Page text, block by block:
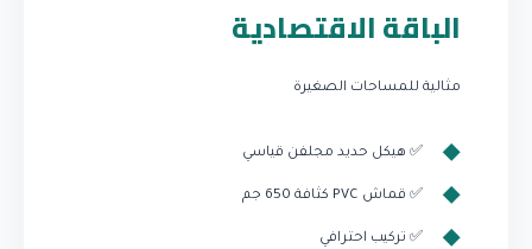
الباقة الاقتصادية
مثالية للمساحات الصغيرة
✅ هيكل حديد مجلفن قياسي
✅ قماش PVC كثافة 650 جم
✅ تركيب احترافي